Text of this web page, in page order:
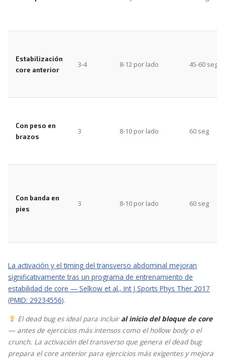
Estabilización
core anterior
3-4 8-12 por lado 45-60 seg
Con peso en
brazos
3 8-10 por lado 60 seg
Con banda en
pies
3 8-10 por lado 60 seg
La activación y el timing del transverso abdominal mejoran
significativamente tras un programa de entrenamiento de
estabilidad de core — Selkow et al., Int J Sports Phys Ther 2017
(PMID: 29234556).
El dead bug es ideal para incluir al inicio del bloque de core
— antes de ejercicios más intensos como el hollow body o el
crunch. La activación del transverso que genera el dead bug
prepara el core anterior para ejercicios más exigentes y mejora